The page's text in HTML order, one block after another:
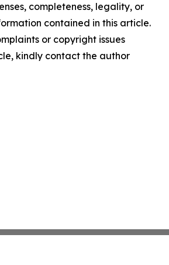
completeness, legality, or
contained in this article.
or copyright issues
kindly contact the author